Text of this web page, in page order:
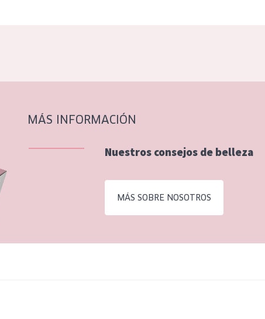
MÁS INFORMACIÓN
Nuestros consejos de belleza
MÁS SOBRE NOSOTROS